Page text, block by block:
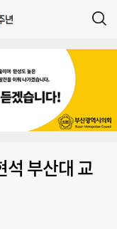
석 부산대 교